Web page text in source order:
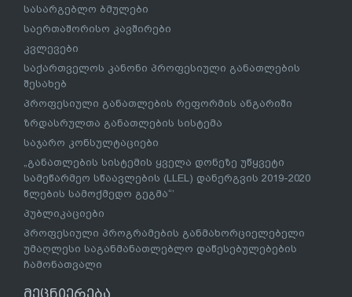
სასარგებლო ბმულები
საერთაშორისო კავშირები
კვლევები
საქართველოს კანონი პროფესიული განათლების
შესახებ
პროფესიული განათლების რეფორმის ანგარიში
ზრდასრულთა განათლების სისტემა
საჯარო კონსულტაციები
„განათლების სისტემის ყველა დონეზე უწყვეტი
სამეწარმეო სწაავლების (LLEL) დანერგვის 2019-2020
წლების სამოქმედო გეგმა“’
პუბლიკაციები
პროფესიული პროგრამების განმახორციელებელი
უმაღლესი საგანმანათლებლო დაწესებულებების
ჩამონათვალი